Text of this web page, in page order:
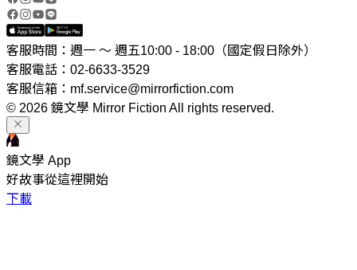
客服時間：週一 ～ 週五10:00 - 18:00（國定假日除外）
客服電話：02-6633-3529
客服信箱：mf.service@mirrorfiction.com
© 2026 鏡文學 Mirror Fiction All rights reserved.
鏡文學 App
好故事從這裡開始
下載